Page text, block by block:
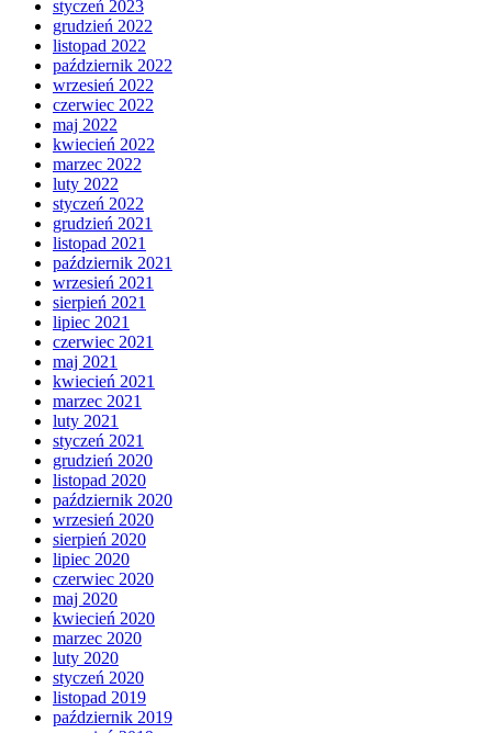
styczeń 2023
grudzień 2022
listopad 2022
październik 2022
wrzesień 2022
czerwiec 2022
maj 2022
kwiecień 2022
marzec 2022
luty 2022
styczeń 2022
grudzień 2021
listopad 2021
październik 2021
wrzesień 2021
sierpień 2021
lipiec 2021
czerwiec 2021
maj 2021
kwiecień 2021
marzec 2021
luty 2021
styczeń 2021
grudzień 2020
listopad 2020
październik 2020
wrzesień 2020
sierpień 2020
lipiec 2020
czerwiec 2020
maj 2020
kwiecień 2020
marzec 2020
luty 2020
styczeń 2020
listopad 2019
październik 2019